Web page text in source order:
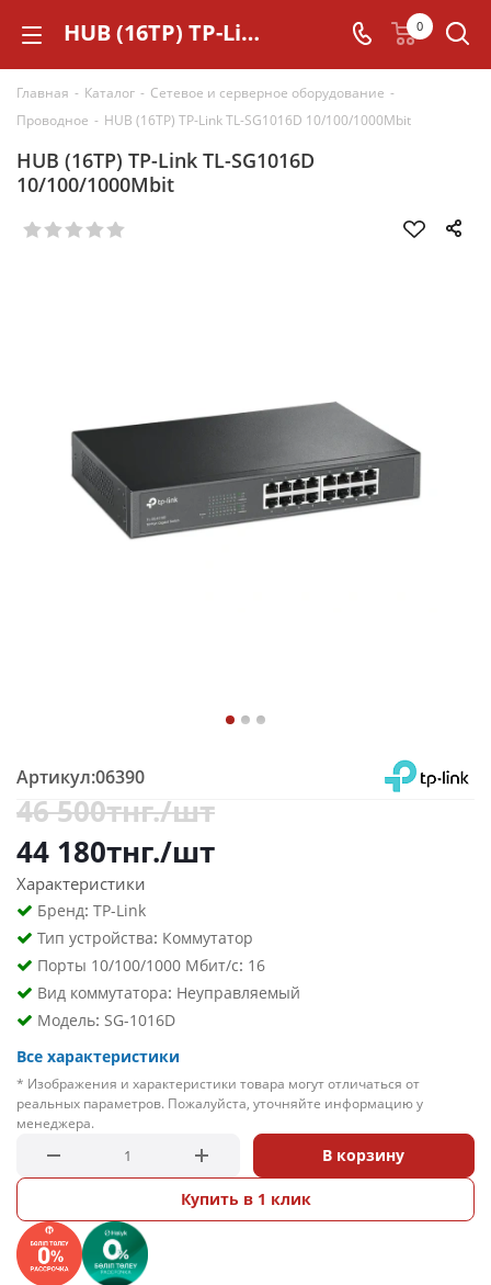
HUB (16TP) TP-Link TL-SG1016D 10/100/1000Mbit 0
Главная - Каталог - Сетевое и серверное оборудование -
Проводное - HUB (16TP) TP-Link TL-SG1016D 10/100/1000Mbit
HUB (16TP) TP-Link TL-SG1016D
10/100/1000Mbit
Артикул:06390
46 500тнг./шт
44 180тнг./шт
Характеристики
Бренд: TP-Link
Тип устройства: Коммутатор
Порты 10/100/1000 Мбит/с: 16
Вид коммутатора: Неуправляемый
Модель: SG-1016D
Все характеристики
* Изображения и характеристики товара могут отличаться от
реальных параметров. Пожалуйста, уточняйте информацию у
менеджера.
В корзину
Купить в 1 клик